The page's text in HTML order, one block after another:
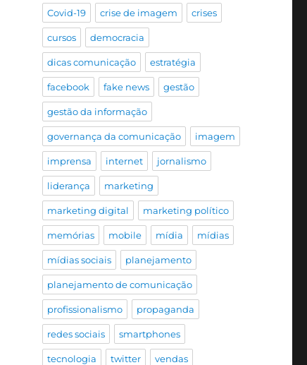
Covid-19 crise de imagem crises
cursos democracia
dicas comunicação estratégia
facebook fake news gestão
gestão da informação
governança da comunicação imagem
imprensa internet jornalismo
liderança marketing
marketing digital marketing político
memórias mobile mídia mídias
mídias sociais planejamento
planejamento de comunicação
profissionalismo propaganda
redes sociais smartphones
tecnologia twitter vendas